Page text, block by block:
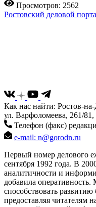
Просмотров: 2562
Ростовский деловой
Как нас найти: Ростов-
ул. Варфоломеева, 261/
Телефон (факс)
e-mail: n@gorodn.ru
Первый номер делового
сентября 1992 года. В
аналитичности и
добавила
способствовать развитию
предоставляя читателям